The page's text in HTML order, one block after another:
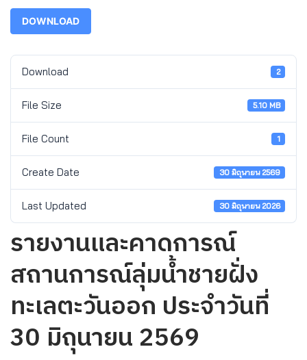
DOWNLOAD
Download 2
File Size 5.10 MB
File Count 1
Create Date 30 มิถุนายน 2569
Last Updated 30 มิถุนายน 2026
รายงานและคาดการณ์
สถานการณ์ลุ่มน้ำชายฝั่ง
ทะเลตะวันออก ประจำวันที่
30 มิถุนายน 2569